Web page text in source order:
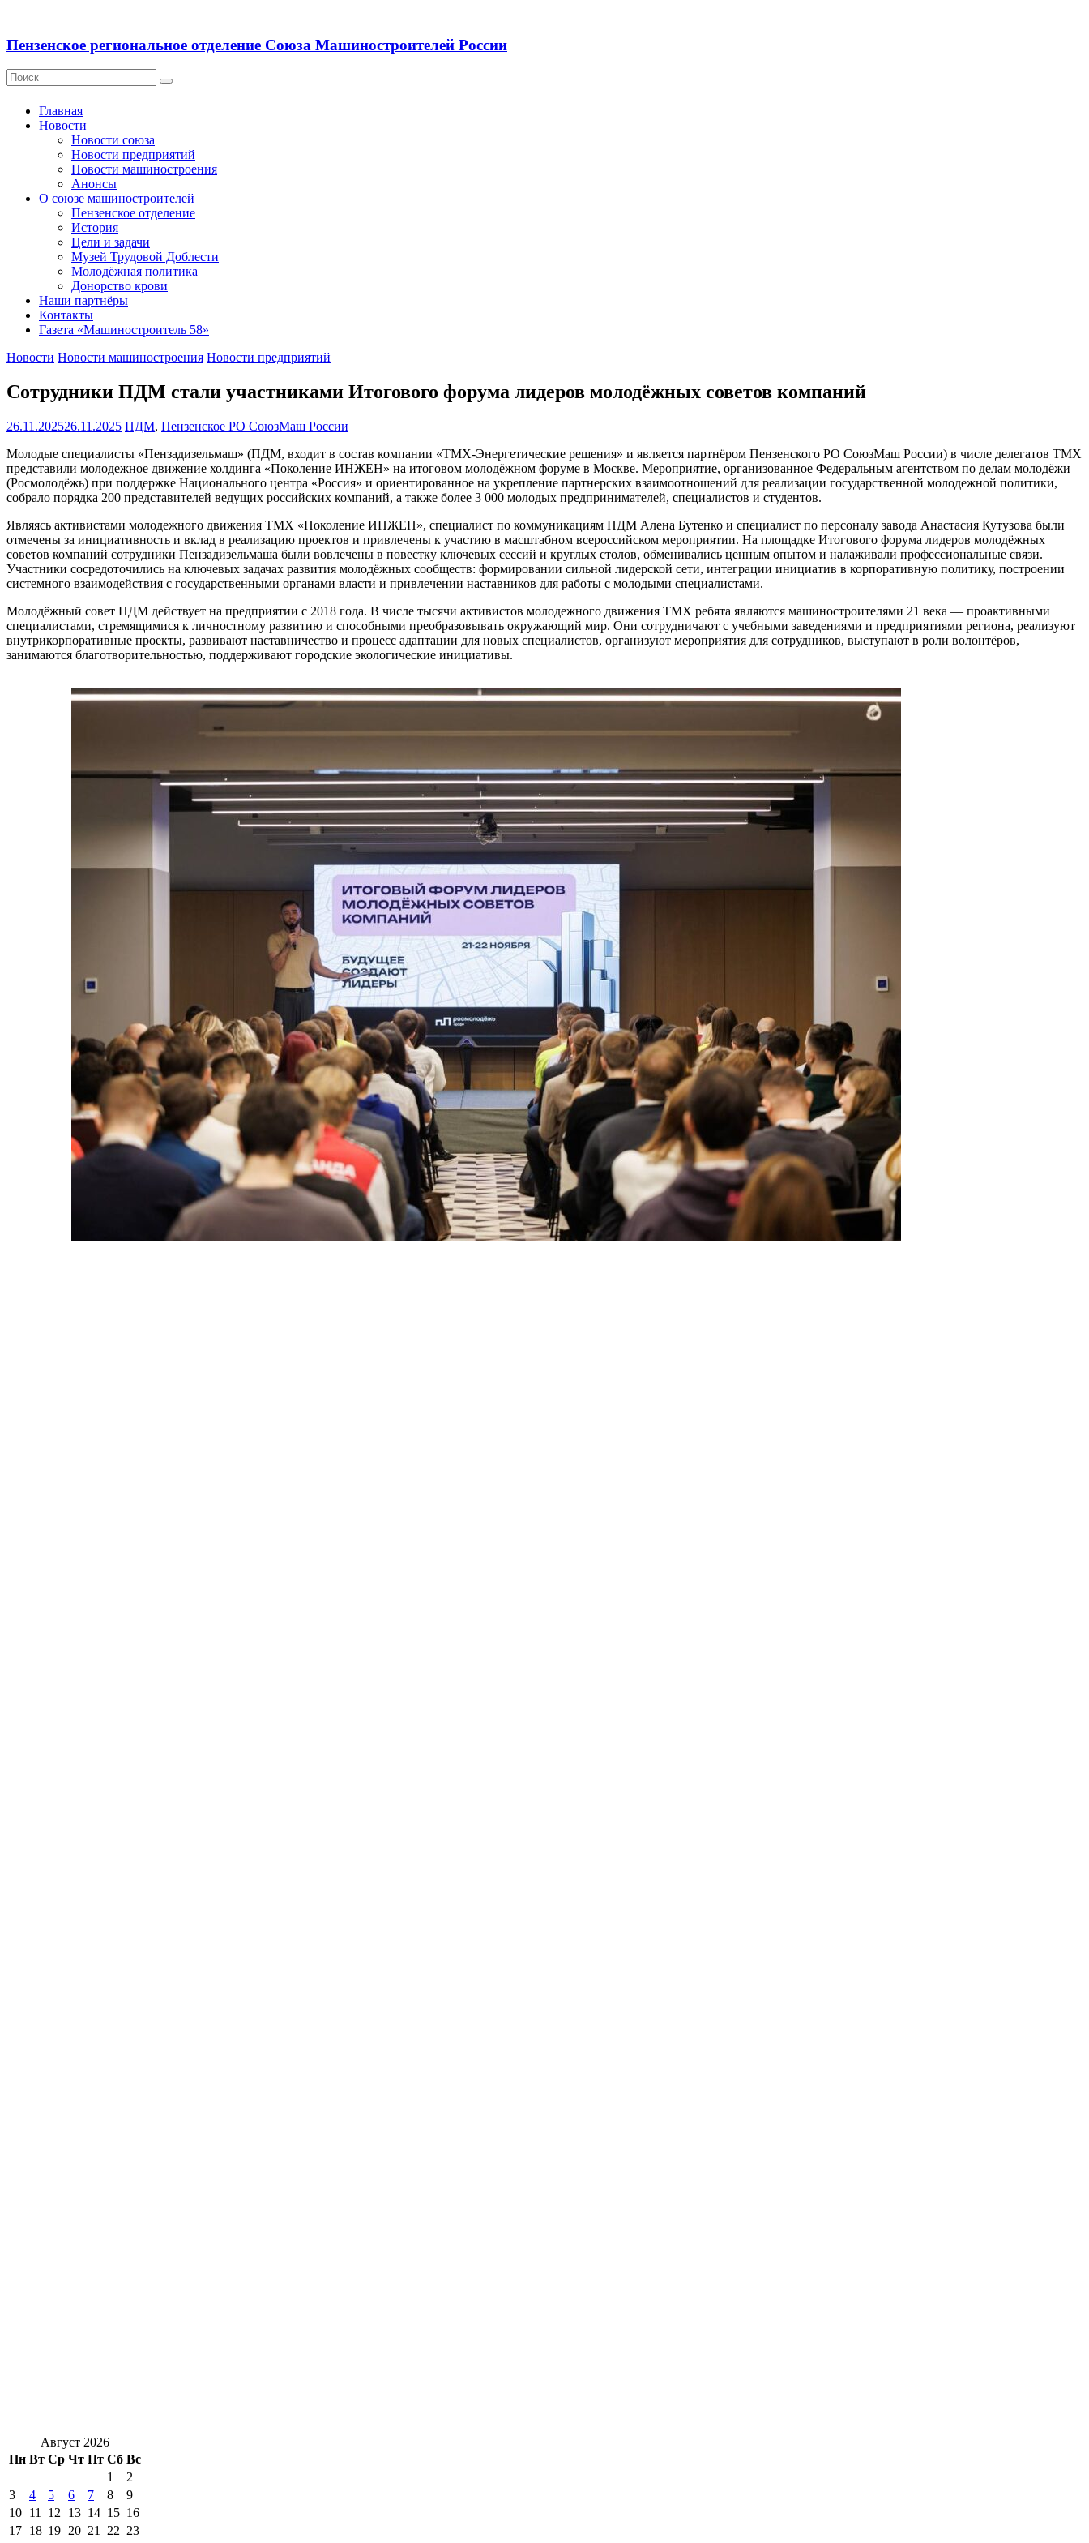
Пензенское региональное отделение Союза Машиностроителей России
Главная
Новости
Новости союза
Новости предприятий
Новости машиностроения
Анонсы
О союзе машиностроителей
Пензенское отделение
История
Цели и задачи
Музей Трудовой Доблести
Молодёжная политика
Донорство крови
Наши партнёры
Контакты
Газета «Машиностроитель 58»
Новости Новости машиностроения Новости предприятий
Сотрудники ПДМ стали участниками Итогового форума лидеров молодёжных советов компаний
26.11.202526.11.2025 ПДМ, Пензенское РО СоюзМаш России
Молодые специалисты «Пензадизельмаш» (ПДМ, входит в состав компании «ТМХ-Энергетические решения» и является партнёром Пензенского РО СоюзМаш России) в числе делегатов ТМХ
представили молодежное движение холдинга «Поколение ИНЖЕН» на итоговом молодёжном форуме в Москве. Мероприятие, организованное Федеральным агентством по делам молодёжи
(Росмолодёжь) при поддержке Национального центра «Россия» и ориентированное на укрепление партнерских взаимоотношений для реализации государственной молодежной политики,
собрало порядка 200 представителей ведущих российских компаний, а также более 3 000 молодых предпринимателей, специалистов и студентов.
Являясь активистами молодежного движения ТМХ «Поколение ИНЖЕН», специалист по коммуникациям ПДМ Алена Бутенко и специалист по персоналу завода Анастасия Кутузова были
отмечены за инициативность и вклад в реализацию проектов и привлечены к участию в масштабном всероссийском мероприятии. На площадке Итогового форума лидеров молодёжных
советов компаний сотрудники Пензадизельмаша были вовлечены в повестку ключевых сессий и круглых столов, обменивались ценным опытом и налаживали профессиональные связи.
Участники сосредоточились на ключевых задачах развития молодёжных сообществ: формировании сильной лидерской сети, интеграции инициатив в корпоративную политику, построении
системного взаимодействия с государственными органами власти и привлечении наставников для работы с молодыми специалистами.
Молодёжный совет ПДМ действует на предприятии с 2018 года. В числе тысячи активистов молодежного движения ТМХ ребята являются машиностроителями 21 века — проактивными
специалистами, стремящимися к личностному развитию и способными преобразовывать окружающий мир. Они сотрудничают с учебными заведениями и предприятиями региона, реализуют
внутрикорпоративные проекты, развивают наставничество и процесс адаптации для новых специалистов, организуют мероприятия для сотрудников, выступают в роли волонтёров,
занимаются благотворительностью, поддерживают городские экологические инициативы.
Август 2026
Пн Вт Ср Чт Пт Сб Вс
1
2
3
4 5 6 7 8
9
10 11 12 13 14 15 16
17 18 19 20 21 22 23